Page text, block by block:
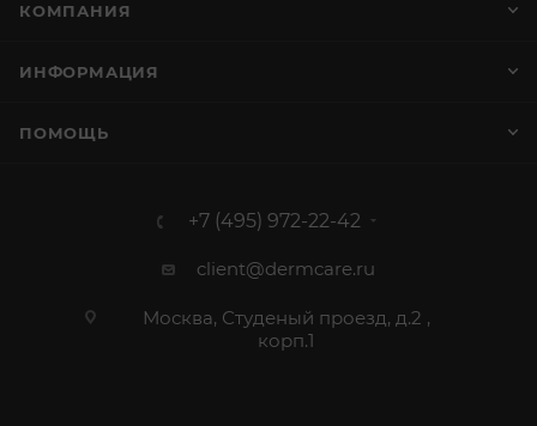
КОМПАНИЯ
ИНФОРМАЦИЯ
ПОМОЩЬ
+7 (495) 972-22-42
client@dermcare.ru
Москва, Студеный проезд, д.2 ,
корп.1